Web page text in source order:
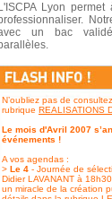
L'ISCPA Lyon
un bac